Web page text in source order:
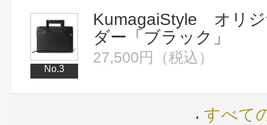
No.3
KumagaiStyle オリ
ダー「ブラック」
27,500円（税込）
すべて